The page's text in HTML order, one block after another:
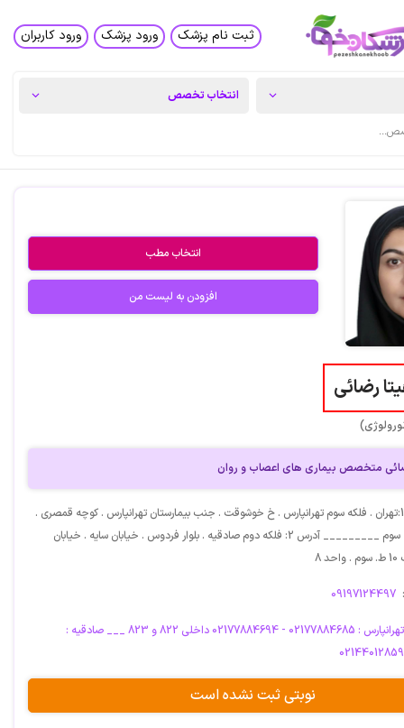
ثبت نام پزشک ورود پزشک ورود کاربران
انتخاب مطب
افزودن به لیست من
رضائی
رضائی متخصص بیماری های اعصاب و روان
آدرس: آدرس 1:تهران . فلکه سوم تهرانپارس . خ خوشوقت . جنب بیمارستان تهرانپارس . کوچه قمصری .
پلاک 7 .طبقه سوم _________ آدرس 2: فلکه دوم صادقیه . بلوار فردوس . خیابان سایه . خیابان
09197124497
تهرانپارس : 02177884685 - 02177884694 داخلی 822 و 823 ___ صادقیه :
02144012859
نوبتی ثبت نشده است